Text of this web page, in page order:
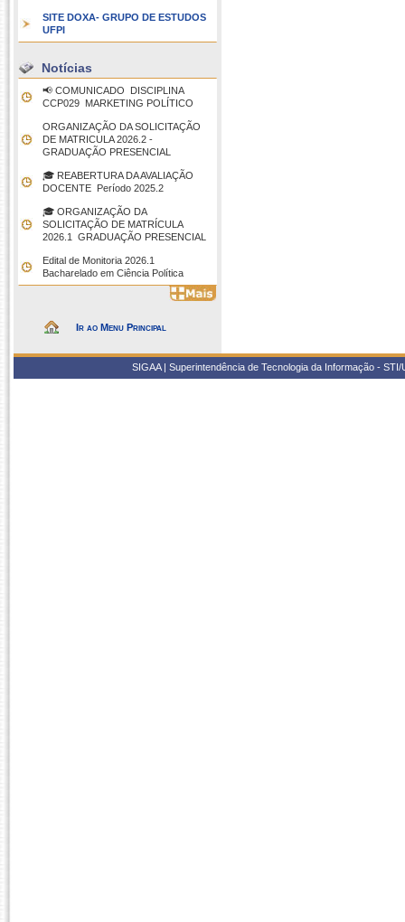
SITE DOXA- GRUPO DE ESTUDOS
UFPI
Notícias
📢 COMUNICADO  DISCIPLINA
CCP029  MARKETING POLÍTICO
ORGANIZAÇÃO DA SOLICITAÇÃO
DE MATRICULA 2026.2 -
GRADUAÇÃO PRESENCIAL
🎓 REABERTURA DA AVALIAÇÃO
DOCENTE  Período 2025.2
🎓 ORGANIZAÇÃO DA
SOLICITAÇÃO DE MATRÍCULA
2026.1  GRADUAÇÃO PRESENCIAL
Edital de Monitoria 2026.1 
Bacharelado em Ciência Política
Ir ao Menu Principal
SIGAA | Superintendência de Tecnologia da Informação -